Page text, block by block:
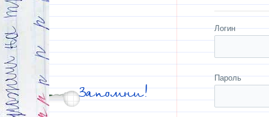
Запомни!
Логин
Пароль